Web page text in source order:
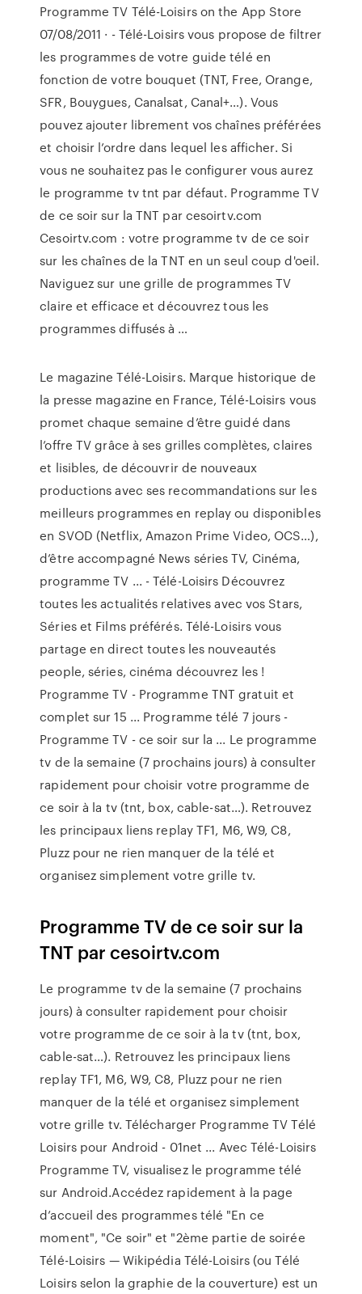
‎Programme TV Télé-Loisirs on the App Store
07/08/2011 · - Télé-Loisirs vous propose de filtrer
les programmes de votre guide télé en
fonction de votre bouquet (TNT, Free, Orange,
SFR, Bouygues, Canalsat, Canal+…). Vous
pouvez ajouter librement vos chaînes préférées
et choisir l’ordre dans lequel les afficher. Si
vous ne souhaitez pas le configurer vous aurez
le programme tv tnt par défaut. Programme TV
de ce soir sur la TNT par cesoirtv.com
Cesoirtv.com : votre programme tv de ce soir
sur les chaînes de la TNT en un seul coup d'oeil.
Naviguez sur une grille de programmes TV
claire et efficace et découvrez tous les
programmes diffusés à …
Le magazine Télé-Loisirs. Marque historique de
la presse magazine en France, Télé-Loisirs vous
promet chaque semaine d’être guidé dans
l’offre TV grâce à ses grilles complètes, claires
et lisibles, de découvrir de nouveaux
productions avec ses recommandations sur les
meilleurs programmes en replay ou disponibles
en SVOD (Netflix, Amazon Prime Video, OCS…),
d’être accompagné News séries TV, Cinéma,
programme TV ... - Télé-Loisirs Découvrez
toutes les actualités relatives avec vos Stars,
Séries et Films préférés. Télé-Loisirs vous
partage en direct toutes les nouveautés
people, séries, cinéma découvrez les !
Programme TV - Programme TNT gratuit et
complet sur 15 ... Programme télé 7 jours -
Programme TV - ce soir sur la ... Le programme
tv de la semaine (7 prochains jours) à consulter
rapidement pour choisir votre programme de
ce soir à la tv (tnt, box, cable-sat…). Retrouvez
les principaux liens replay TF1, M6, W9, C8,
Pluzz pour ne rien manquer de la télé et
organisez simplement votre grille tv.
Programme TV de ce soir sur la
TNT par cesoirtv.com
Le programme tv de la semaine (7 prochains
jours) à consulter rapidement pour choisir
votre programme de ce soir à la tv (tnt, box,
cable-sat…). Retrouvez les principaux liens
replay TF1, M6, W9, C8, Pluzz pour ne rien
manquer de la télé et organisez simplement
votre grille tv. Télécharger Programme TV Télé
Loisirs pour Android - 01net ... Avec Télé-Loisirs
Programme TV, visualisez le programme télé
sur Android.Accédez rapidement à la page
d’accueil des programmes télé "En ce
moment", "Ce soir" et "2ème partie de soirée
Télé-Loisirs — Wikipédia Télé-Loisirs (ou Télé
Loisirs selon la graphie de la couverture) est un